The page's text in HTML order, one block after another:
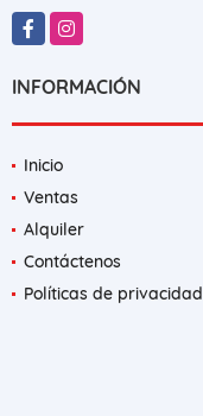
FacebookInstagram
INFORMACIÓN
Inicio
Ventas
Alquiler
Contáctenos
Políticas de privacidad